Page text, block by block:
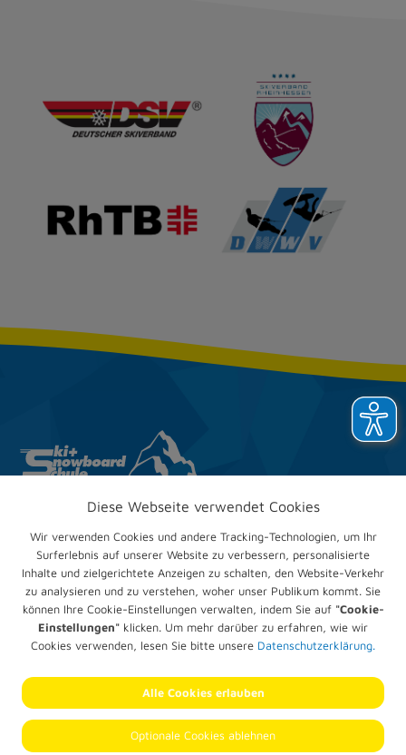
Im Mühlengrund 24
67551 Worms
Telefon:+49 (0) 6247 905836
E-Mail:verwaltung@trappenberg.com
Impressum
Cookie-Einstellungen
© 2026 SSC Trappenberg
Diese Webseite verwendet Cookies
Wir verwenden Cookies und andere Tracking-Technologien, um Ihr
Surferlebnis auf unserer Website zu verbessern, personalisierte
Inhalte und zielgerichtete Anzeigen zu schalten, den Website-Verkehr
zu analysieren und zu verstehen, woher unser Publikum kommt. Sie
können Ihre Cookie-Einstellungen verwalten, indem Sie auf "Cookie-
Einstellungen" klicken. Um mehr darüber zu erfahren, wie wir
Cookies verwenden, lesen Sie bitte unsere Datenschutzerklärung.
Alle Cookies erlauben
Optionale Cookies ablehnen